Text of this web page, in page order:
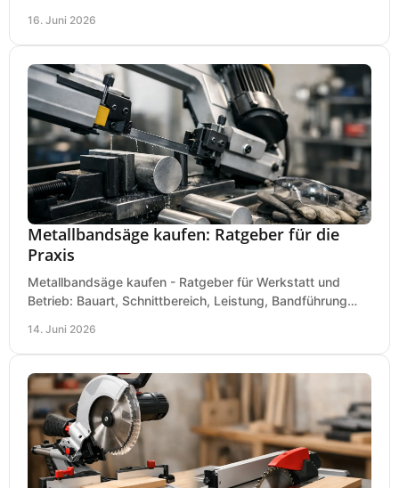
16. Juni 2026
Metallbandsäge kaufen: Ratgeber für die
Praxis
Metallbandsäge kaufen - Ratgeber für Werkstatt und
Betrieb: Bauart, Schnittbereich, Leistung, Bandführung
14. Juni 2026